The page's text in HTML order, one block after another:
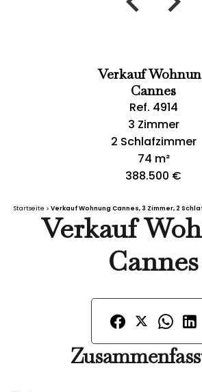
Verkauf
Cannes
Ref. 4914
3 Zimmer
2 Schlafzimmer
74 m²
388.500 €
Startseite Verkauf Wohnung Cannes, 3 Zimmer, 2
Verkauf
Cannes